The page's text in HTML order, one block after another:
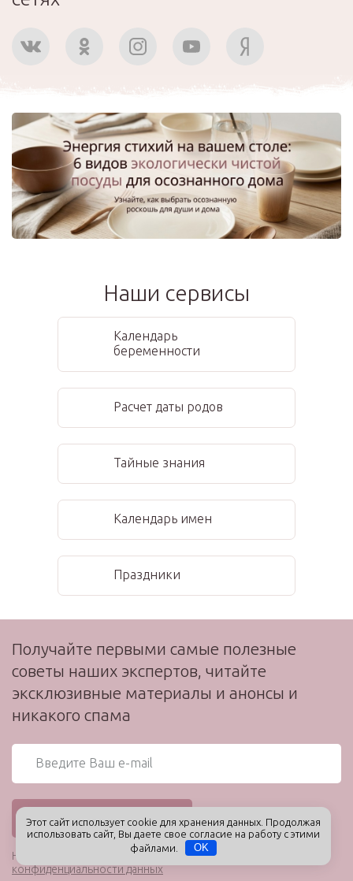
Наши сервисы
Календарь
беременности
Расчет даты родов
Тайные знания
Календарь имен
Праздники
Получайте первыми самые полезные
советы наших экспертов, читайте
эксклюзивные материалы и анонсы и
никакого спама
Нажимая кнопку «Подписаться», я соглашаюсь с
конфиденциальности данных
Этот сайт использует cookie для хранения данных. Продолжая
использовать сайт, Вы даете свое согласие на работу с этими
файлами.
OK